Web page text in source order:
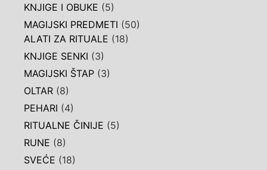
KNJIGE I OBUKE (5)
MAGIJSKI PREDMETI (50)
ALATI ZA RITUALE (18)
KNJIGE SENKI (3)
MAGIJSKI ŠTAP (3)
OLTAR (8)
PEHARI (4)
RITUALNE ČINIJE (5)
RUNE (8)
SVEĆE (18)